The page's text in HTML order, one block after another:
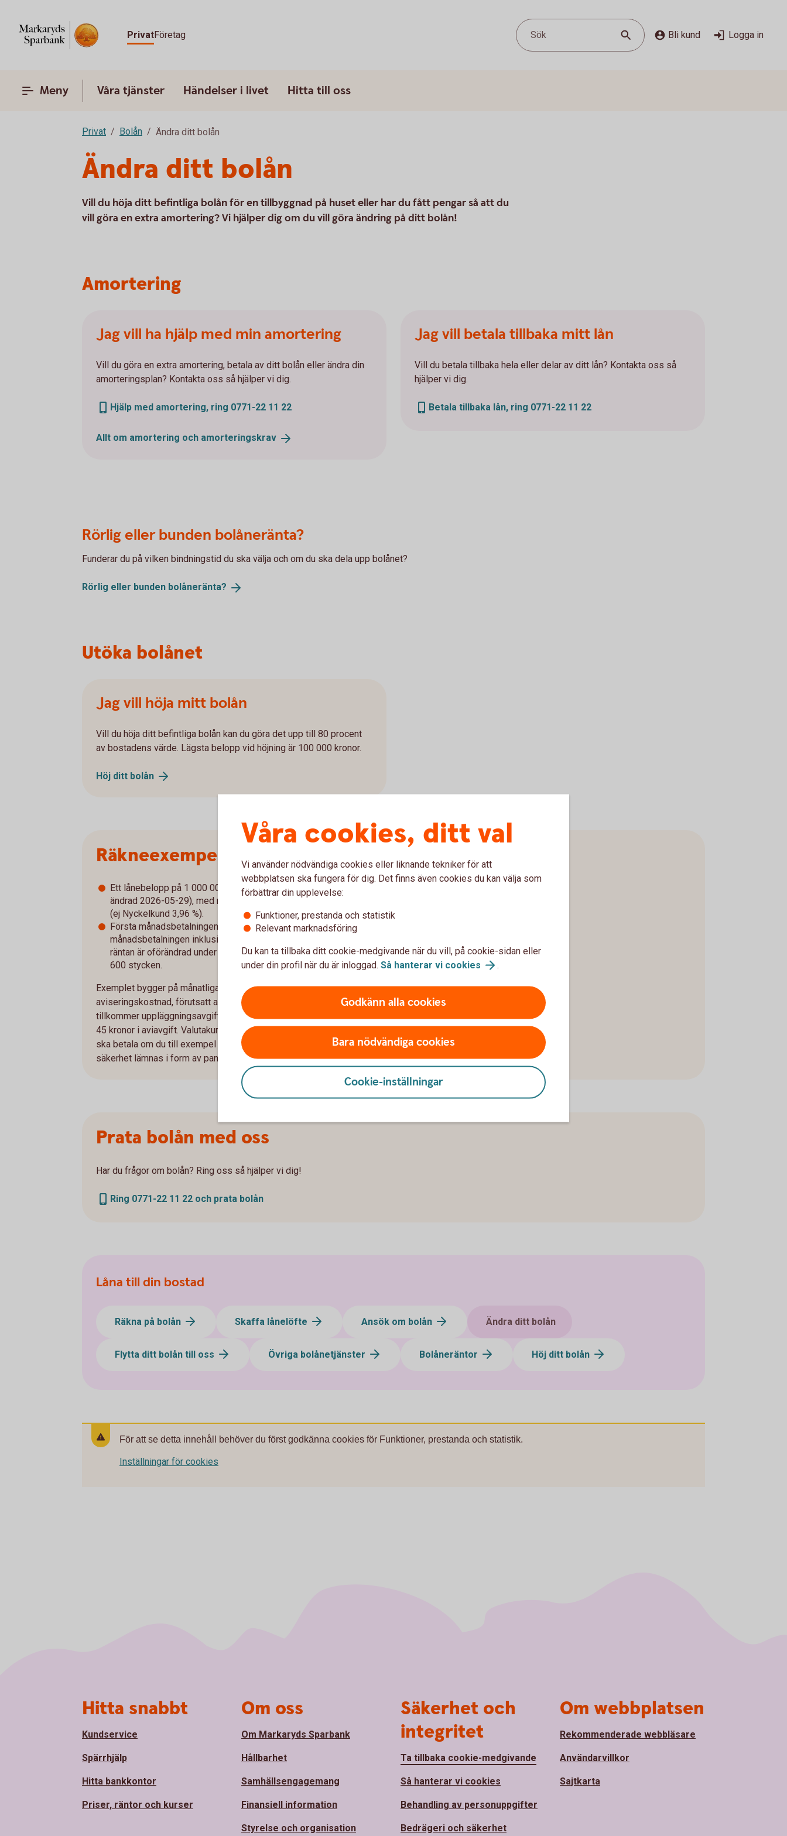
PrivatFöretag Sök Bli kund Logga in
Meny Våra tjänster Händelser i livet Hitta till oss
Privat Bolån Ändra ditt bolån
Ändra ditt bolån
Vill du höja ditt befintliga bolån för en tillbyggnad på huset eller har du fått pengar så att du
vill göra en extra amortering? Vi hjälper dig om du vill göra ändring på ditt bolån!
Amortering
Jag vill ha hjälp med min amortering
Vill du göra en extra amortering, betala av ditt bolån eller ändra din
amorteringsplan? Kontakta oss så hjälper vi dig.
Hjälp med amortering, ring 0771-22 11 22
Allt om amortering och amorteringskrav
Jag vill betala tillbaka mitt lån
Vill du betala tillbaka hela eller delar av ditt lån? Kontakta oss så
hjälper vi dig.
Betala tillbaka lån, ring 0771-22 11 22
Rörlig eller bunden bolåneränta?
Funderar du på vilken bindningstid du ska välja och om du ska dela upp bolånet?
Rörlig eller bunden bolåneränta?
Utöka bolånet
Jag vill höja mitt bolån
Vill du höja ditt befintliga bolån kan du göra det upp till 80 procent
av bostadens värde. Lägsta belopp vid höjning är 100 000 kronor.
Höj ditt bolån
Räkneexempel bolån
Ett lånebelopp på 1 000 000 kronor, till 3,89 % ränta (3 mån bunden, listränta senast
ändrad 2026-05-29), med rak amortering återbetalningstid 50 år, effektiv ränta: 3,96 %
(ej Nyckelkund 3,96 %).
Första månadsbetalningen inklusive amortering är 4 908 kronor, sista
månadsbetalningen inklusive amortering är 1 672 kronor, totalt belopp att betala om
räntan är oförändrad under lånets löptid är 1 974 121 kronor. Antalet avbetalningar är
600 stycken.
Exemplet bygger på månatliga aviseringar, utan uppläggningsavgift eller
aviseringskostnad, förutsatt att du är Nyckelkund och aviseras digitalt. För ej Nyckelkund
tillkommer uppläggningsavgift på 650 kronor. Vid postala avier tillkommer en kostnad på
45 kronor i aviavgift. Valutakursförändringar kan komma att påverka beloppen som du
ska betala om du till exempel har inkomst i annan valuta än lånet. Lånet förutsätter att
säkerhet lämnas i form av pant i bostad.
Prata bolån med oss
Har du frågor om bolån? Ring oss så hjälper vi dig!
Ring 0771-22 11 22 och prata bolån
Låna till din bostad
Räkna på bolån Skaffa lånelöfte Ansök om bolån Ändra ditt bolån
Flytta ditt bolån till oss Övriga bolånetjänster Bolåneräntor Höj ditt bolån
För att se detta innehåll behöver du först godkänna cookies för Funktioner, prestanda och statistik.
Inställningar för cookies
Våra cookies, ditt val
Vi använder nödvändiga cookies eller liknande tekniker för att
webbplatsen ska fungera för dig. Det finns även cookies du kan välja som
förbättrar din upplevelse:
Funktioner, prestanda och statistik
Relevant marknadsföring
Du kan ta tillbaka ditt cookie-medgivande när du vill, på cookie-sidan eller
under din profil när du är inloggad. Så hanterar vi cookies .
Godkänn alla cookies
Bara nödvändiga cookies
Cookie-inställningar
Hitta snabbt
Kundservice
Spärrhjälp
Hitta bankkontor
Priser, räntor och kurser
Om oss
Om Markaryds Sparbank
Hållbarhet
Samhällsengagemang
Finansiell information
Styrelse och organisation
Säkerhet och
integritet
Ta tillbaka cookie-medgivande
Så hanterar vi cookies
Behandling av personuppgifter
Bedrägeri och säkerhet
Om webbplatsen
Rekommenderade webbläsare
Användarvillkor
Sajtkarta